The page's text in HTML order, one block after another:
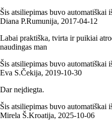
Šis atsiliepimas buvo automatiškai
Diana P.Rumunija, 2017‑04‑12
Labai praktiška, tvirta ir puikiai
naudingas man
Šis atsiliepimas buvo automatiškai
Eva S.Čekija, 2019‑10‑30
Dar neįdiegta.
Šis atsiliepimas buvo automatiškai
Mirela Š.Kroatija, 2025‑10‑06